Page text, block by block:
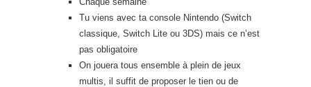
Tu viens avec ta console Nintendo (Switch
classique, Switch Lite ou 3DS) mais ce n’est
pas obligatoire
On jouera tous ensemble à plein de jeux
multis, il suffit de proposer le tien ou de